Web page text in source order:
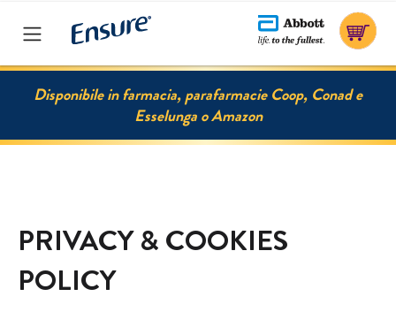
I NOSTRI PRODOTTI
PER LA SALUTE DI
PER LA SALUTE DI
Disponibile in farmacia, parafarmacie Coop, Conad e
Esselunga o Amazon
PRIVACY & COOKIES
POLICY